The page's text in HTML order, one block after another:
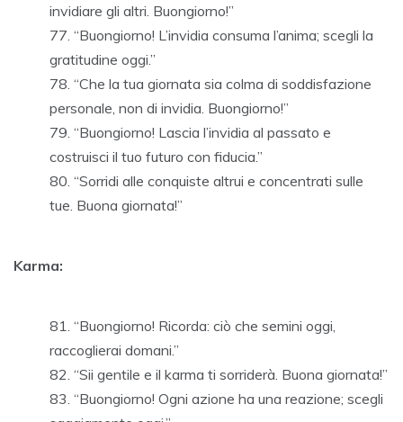
invidiare gli altri. Buongiorno!”
“Buongiorno! L’invidia consuma l’anima; scegli la
gratitudine oggi.”
“Che la tua giornata sia colma di soddisfazione
personale, non di invidia. Buongiorno!”
“Buongiorno! Lascia l’invidia al passato e
costruisci il tuo futuro con fiducia.”
“Sorridi alle conquiste altrui e concentrati sulle
tue. Buona giornata!”
Karma:
“Buongiorno! Ricorda: ciò che semini oggi,
raccoglierai domani.”
“Sii gentile e il karma ti sorriderà. Buona giornata!”
“Buongiorno! Ogni azione ha una reazione; scegli